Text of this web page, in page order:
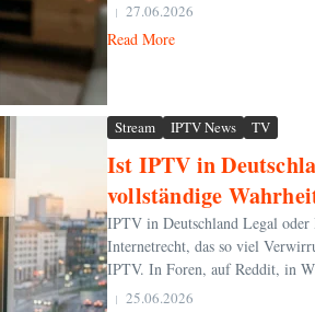
27.06.2026
Read More
Stream IPTV News TV
Ist IPTV in
vollständige
IPTV in Deutschland Legal
Internetrecht, das so viel
IPTV. In Foren, auf Reddit, in
25.06.2026